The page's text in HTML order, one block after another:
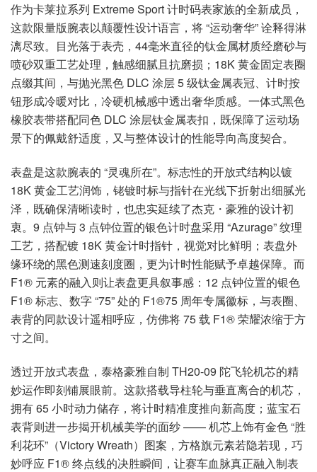
作为卡莱拉系列 Extreme Sport 计时码表家族的全新成员，
这款限量版腕表以颠覆性设计语言，将 “运动奢华” 诠释得淋
漓尽致。目光落于表壳，44毫米直径的钛金属材质经磨砂与
喷砂双重工艺处理，触感细腻且抗磨损；18K 黄金固定表圈
点缀其间，与抛光黑色 DLC 涂层 5 级钛金属表冠、计时按
钮形成冷暖对比，冷硬机械感中透出奢华质感。一体式黑色
橡胶表带搭配同色 DLC 涂层钛金属表扣，既保障了运动场
景下的佩戴舒适度，又与整体设计的性能导向高度契合。
表盘是这款腕表的 “灵魂所在”。标志性的开放式结构以镀
18K 黄金工艺润饰，铑镀时标与指针在光线下折射出细腻光
泽，既确保清晰读时，也忠实延续了杰克・豪雅的设计初
衷。9 点钟与 3 点钟位置的银色计时盘采用 “Azurage” 纹理
工艺，搭配镀 18K 黄金计时指针，视觉对比鲜明；表盘外
缘环绕的黑色测速刻度圈，更为计时性能赋予卓越保障。而
F1® 元素的融入则让表盘更具叙事感：12 点钟位置的银色
F1® 标志、数字 “75” 处的 F1®75 周年专属徽标，与表圈、
表背的同款设计遥相呼应，仿佛将 75 载 F1® 荣耀浓缩于方
寸之间。
透过开放式表盘，泰格豪雅自制 TH20-09 陀飞轮机芯的精
妙运作即刻铺展眼前。这款搭载导柱轮与垂直离合的机芯，
拥有 65 小时动力储存，将计时精准度推向新高度；蓝宝石
表背则进一步揭开机械美学的面纱 —— 机芯上饰有金色 “胜
利花环”（Victory Wreath）图案，方格旗元素若隐若现，巧
妙呼应 F1® 终点线的决胜瞬间，让赛车血脉真正融入制表